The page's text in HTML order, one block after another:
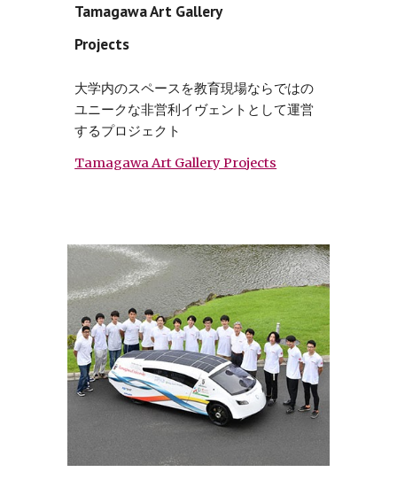
Tamagawa Art Gallery
Projects
大学内のスペースを教育現場ならではの
ユニークな非営利イヴェントとして運営
するプロジェクト
Tamagawa Art Gallery Projects